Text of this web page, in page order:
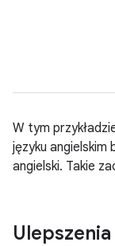
W tym
języku angielskim
angielski. Takie